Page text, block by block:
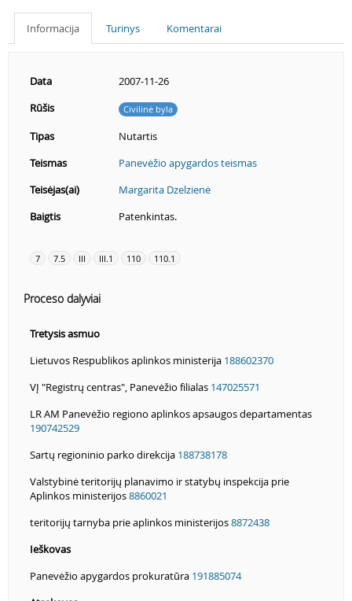
Informacija Turinys Komentarai
Data
2007-11-26
Rūšis
Civilinė byla
Tipas
Nutartis
Teismas
Panevėžio apygardos teismas
Teisėjas(ai)
Margarita Dzelzienė
Baigtis
Patenkintas.
7 7.5 III III.1 110 110.1
Proceso dalyviai
Tretysis asmuo
Lietuvos Respublikos aplinkos ministerija 188602370
VĮ "Registrų centras", Panevėžio filialas 147025571
LR AM Panevėžio regiono aplinkos apsaugos departamentas
190742529
Sartų regioninio parko direkcija 188738178
Valstybinė teritorijų planavimo ir statybų inspekcija prie
Aplinkos ministerijos8860021
teritorijų tarnyba prie aplinkos ministerijos8872438
Ieškovas
Panevėžio apygardos prokuratūra 191885074